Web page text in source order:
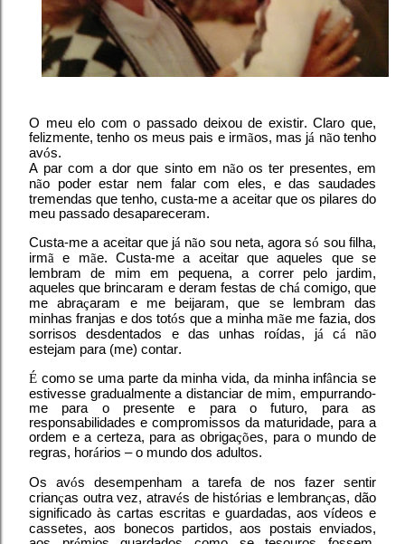
O meu elo com o passado deixou de existir. Claro que,
felizmente, tenho os meus pais e irmãos, mas já não tenho
avós.
A par com a dor que sinto em não os ter presentes, em
não poder estar nem falar com eles, e das saudades
tremendas que tenho, custa-me a aceitar que os pilares do
meu passado desapareceram.
Custa-me a aceitar que já não sou neta, agora só sou filha,
irmãe mãe. Custa-me a aceitar que aqueles que se
lembram de mim em pequena, a correr pelo jardim,
aqueles que brincaram e deram festas de chá comigo, que
me abraçaram e me beijaram, que se lembram das
minhas franjas e dos totós que a minha mãe me fazia, dos
sorrisos desdentados e das unhas roídas, já cá não
estejam para (me) contar.
É como se uma parte da minha vida, da minha infância se
estivesse gradualmente a distanciar de mim, empurrando-
me para o presente e para o futuro, para as
responsabilidades e compromissos da maturidade, para a
ordem e a certeza, para as obrigações, para o mundo de
regras, horários – o mundo dos adultos.
Os avós desempenham a tarefa de nos fazer sentir
crianças outra vez, através de histórias e lembranças, dão
significado às cartas escritas e guardadas, aos vídeos e
cassetes, aos bonecos partidos, aos postais enviados,